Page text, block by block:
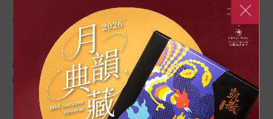
03
活力時尚
展現活力，安全玩樂，充份享受旅遊的樂趣並蓄積無限的
能量，趣淘更自在。
台北趣淘漫旅 台南趣淘漫旅